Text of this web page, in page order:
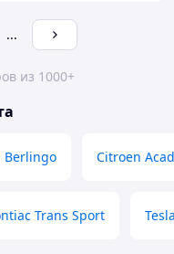
...
из 1000+
Berlingo Citroen
Trans Sport